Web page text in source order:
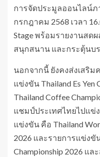
การจัดประมูลออนไลน์ภ
กรกฎาคม 2568 เวลา
Stage พร้อมรายงานสด
สนุกสนาน และกระตุ้นบ
นอกจากนี้ ยังคงส่งเสริ
แข่งขัน Thailand Es Yen
Thailand Coffee
แชมป์ประเทศไทยไปแข่
แข่งขัน คือ Thailand
2026 และรายการแข่งขั
Championship 2026 แ